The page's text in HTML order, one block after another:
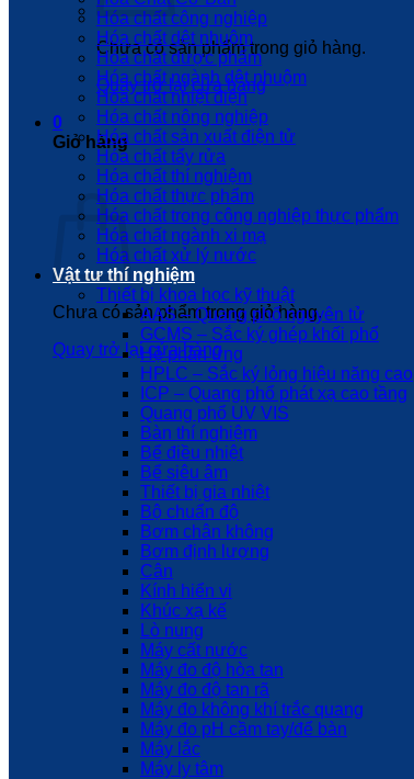
Chưa có sản phẩm trong giỏ hàng.
Quay trở lại cửa hàng
0
Giỏ hàng
Chưa có sản phẩm trong giỏ hàng.
Quay trở lại cửa hàng
Hóa chất công nghiệp
Hóa chất dệt nhuộm
Hóa chất dược phẩm
Hóa chất ngành dệt nhuộm
Hóa chất nhiệt điện
Hóa chất nông nghiệp
Hóa chất sản xuất điện tử
Hóa chất tẩy rửa
Hóa chất thí nghiệm
Hóa chất thực phẩm
Hóa chất trong công nghiệp thực phẩm
Hóa chất ngành xi mạ
Hóa chất xử lý nước
Vật tư thí nghiệm
Thiết bị khoa học kỹ thuật
AAS – Quang phổ nguyên tử
GCMS – Sắc ký ghép khối phổ
Hệ phản ứng
HPLC – Sắc ký lỏng hiệu năng cao
ICP – Quang phổ phát xạ cao tầng
Quang phổ UV VIS
Bàn thí nghiệm
Bể điều nhiệt
Bể siêu âm
Thiết bị gia nhiệt
Bộ chuẩn độ
Bơm chân không
Bơm định lượng
Cân
Kính hiển vi
Khúc xạ kế
Lò nung
Máy cất nước
Máy đo độ hòa tan
Máy đo độ tan rã
Máy đo không khí trắc quang
Máy đo pH cầm tay/để bàn
Máy lắc
Máy ly tâm